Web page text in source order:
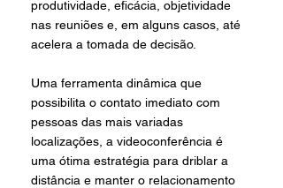
produtividade, eficácia, objetividade
nas reuniões e, em alguns casos, até
acelera a tomada de decisão.
Uma ferramenta dinâmica que
possibilita o contato imediato com
pessoas das mais variadas
localizações, a videoconferência é
uma ótima estratégia para driblar a
distância e manter o relacionamento